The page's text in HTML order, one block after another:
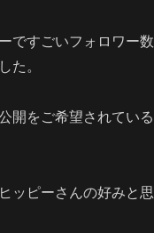
ですごいフォロワー
た。
開をご希望されてい
ッピーさんの好みと思